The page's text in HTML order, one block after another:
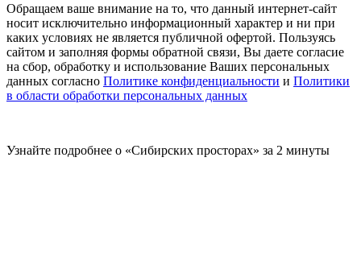
Обращаем ваше внимание на то, что данный интернет-сайт
носит исключительно информационный характер и ни при
каких условиях не является публичной офертой. Пользуясь
сайтом и заполняя формы обратной связи, Вы даете согласие
на сбор, обработку и использование Ваших персональных
данных согласно Политике конфиденциальности и Политики
в области обработки персональных данных
Узнайте подробнее о «Сибирских просторах» за 2 минуты